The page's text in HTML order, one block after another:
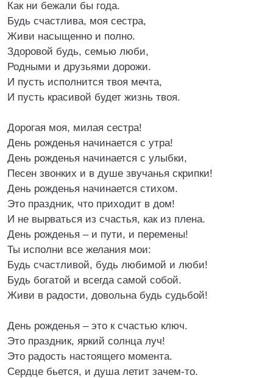
Как ни бежали бы года.
Будь счастлива, моя сестра,
Живи насыщенно и полно.
Здоровой будь, семью люби,
Родными и друзьями дорожи.
И пусть исполнится твоя мечта,
И пусть красивой будет жизнь твоя.
Дорогая моя, милая сестра!
День рожденья начинается с утра!
День рожденья начинается с улыбки,
Песен звонких и в душе звучанья скрипки!
День рожденья начинается стихом.
Это праздник, что приходит в дом!
И не вырваться из счастья, как из плена.
День рожденья – и пути, и перемены!
Ты исполни все желания мои:
Будь счастливой, будь любимой и люби!
Будь богатой и всегда самой собой.
Живи в радости, довольна будь судьбой!
День рожденья – это к счастью ключ.
Это праздник, яркий солнца луч!
Это радость настоящего момента.
Сердце бьется, и душа летит зачем-то.